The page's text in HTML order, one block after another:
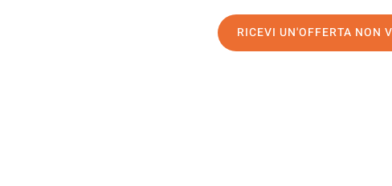
RICEVI UN'OFFERTA NON